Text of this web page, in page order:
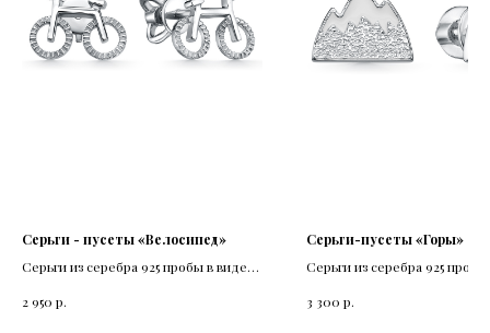
Серьги - пусеты «Велосипед»
Серьги из серебра 925 пробы в виде
2 950 р.
Серьги-пусеты «Горы»
Серьги из серебра 925 пробы
миниатюре.
3 300 р.